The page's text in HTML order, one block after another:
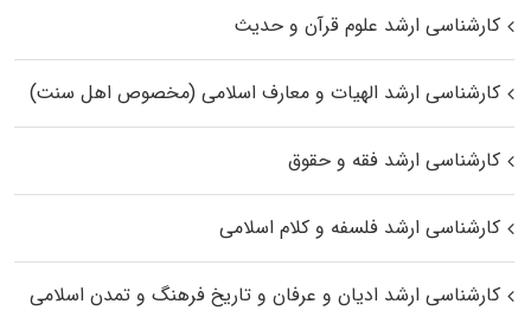
کارشناسی ارشد علوم قرآن و حدیث
کارشناسی ارشد الهیات و معارف اسلامی (مخصوص اهل سنت)
کارشناسی ارشد فقه و حقوق
کارشناسی ارشد فلسفه و کلام اسلامی
کارشناسی ارشد ادیان و عرفان و تاریخ فرهنگ و تمدن اسلامی